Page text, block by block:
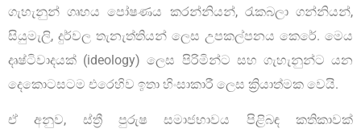
ගැහැනුන් ගෘහය පෝෂණය කරන්නියන්, රැකබලා ගන්නියන්,
සියුමැලි, දුර්වල තැනැත්තියන් ලෙස උපකල්පනය කෙරේ. මෙය
දෘෂ්ටිවාදයක් (ideology) ලෙස පිරිමින්ට සහ ගැහැනුන්ට යන
දෙකොටසටම එරෙහිව ඉතා හිංසාකාරී ලෙස ක්‍රියාත්මක වෙයි.
ඒ අනුව, ස්ත්‍රී පුරුෂ සමාජභාවය පිළිබඳ කතිකාවක්